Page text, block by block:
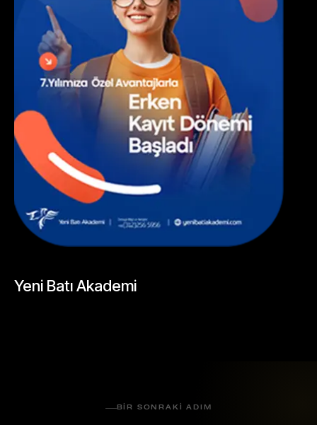
Yeni Batı Akademi
BIR SONRAKI ADIM